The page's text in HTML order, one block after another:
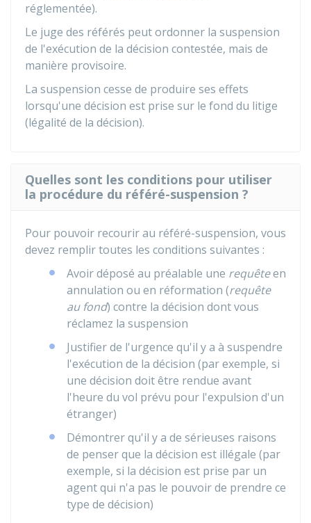
réglementée).
Le juge des référés peut ordonner la suspension
de l'exécution de la décision contestée, mais de
manière provisoire.
La suspension cesse de produire ses effets
lorsqu'une décision est prise sur le fond du litige
(légalité de la décision).
Quelles sont les conditions pour utiliser
la procédure du référé-suspension ?
Pour pouvoir recourir au référé-suspension, vous
devez remplir toutes les conditions suivantes :
Avoir déposé au préalable une requêteen
annulation ou en réformation (requête
au fond) contre la décision dont vous
réclamez la suspension
Justifier de l'urgence qu'il y a à suspendre
l'exécution de la décision (par exemple, si
une décision doit être rendue avant
l'heure du vol prévu pour l'expulsion d'un
étranger)
Démontrer qu'il y a de sérieuses raisons
de penser que la décision est illégale (par
exemple, si la décision est prise par un
agent qui n'a pas le pouvoir de prendre ce
type de décision)